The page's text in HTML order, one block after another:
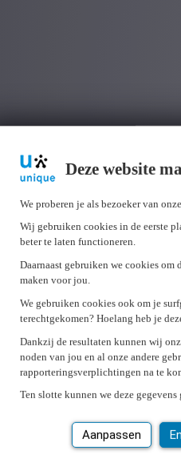
Deze website
We proberen je als bezoeker van
Wij gebruiken cookies in de eerste
beter te laten functioneren.
Daarnaast gebruiken we cookies om
maken voor jou.
We gebruiken cookies ook om je
terechtgekomen? Hoelang heb je
Dankzij de resultaten kunnen wij
noden van jou en al onze andere
rapporteringsverplichtingen na te
Ten slotte kunnen we deze
Aanpassen